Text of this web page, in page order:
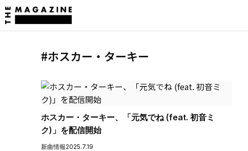
#ホスカー・ターキー
ホスカー・ターキー、「元気でね (feat. 初音ミ
ク)」を配信開始
新曲情報2025.7.19